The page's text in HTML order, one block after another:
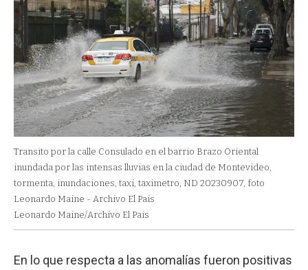
Transito por la calle Consulado en el barrio Brazo Oriental
inundada por las intensas lluvias en la ciudad de Montevideo,
tormenta, inundaciones, taxi, taximetro, ND 20230907, foto
Leonardo Maine - Archivo El Pais
Leonardo Maine/Archivo El Pais
En lo que respecta a las anomalías fueron positivas